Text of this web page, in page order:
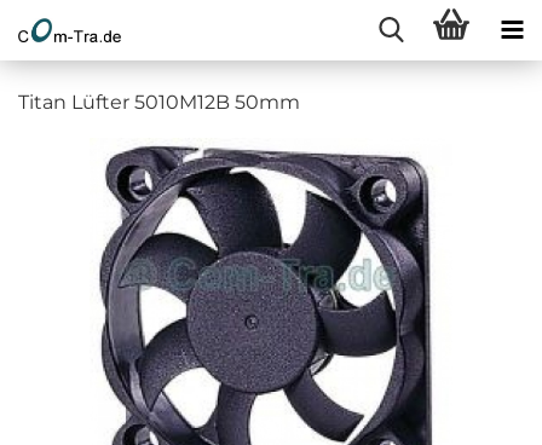
Titan Lüfter 5010M12B 50mm